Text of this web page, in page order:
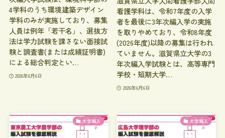
4学科のうち環境建築デザイン
学科のみが実施しており、募集
人員は例年「若干名」、選抜方
法は学力試験を課さない面接試
験と調査書(または成績証明書)
による総合判定とい…
2026年6月6日
看護学科は、令和7年度の入学
者を最後に3年次編入学の実施
を取りやめており、令和8年度
(2026年度)以降の募集は行われ
ていません。滋賀県立大学の3
年次編入学試験とは、高等専門
学校・短期大学…
2026年6月6日
大学編入 大学編入